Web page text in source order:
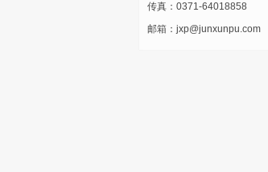
传真：0371-64018858
邮箱：jxp@junxunpu.com